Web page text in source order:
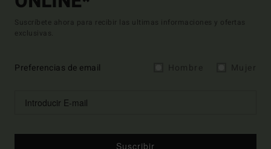
Suscríbete ahora para recibir las ultimas informaciones y ofertas
exclusivas.
Preferencias de email
Suscribir